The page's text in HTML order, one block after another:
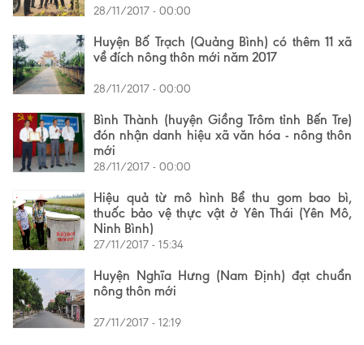
28/11/2017 - 00:00
Huyện Bố Trạch (Quảng Bình) có thêm 11 xã
về đích nông thôn mới năm 2017
28/11/2017 - 00:00
Bình Thành (huyện Giồng Trôm tỉnh Bến Tre)
đón nhận danh hiệu xã văn hóa - nông thôn
mới
28/11/2017 - 00:00
Hiệu quả từ mô hình Bể thu gom bao bì,
thuốc bảo vệ thực vật ở Yên Thái (Yên Mô,
Ninh Bình)
27/11/2017 - 15:34
Huyện Nghĩa Hưng (Nam Định) đạt chuẩn
nông thôn mới
27/11/2017 - 12:19